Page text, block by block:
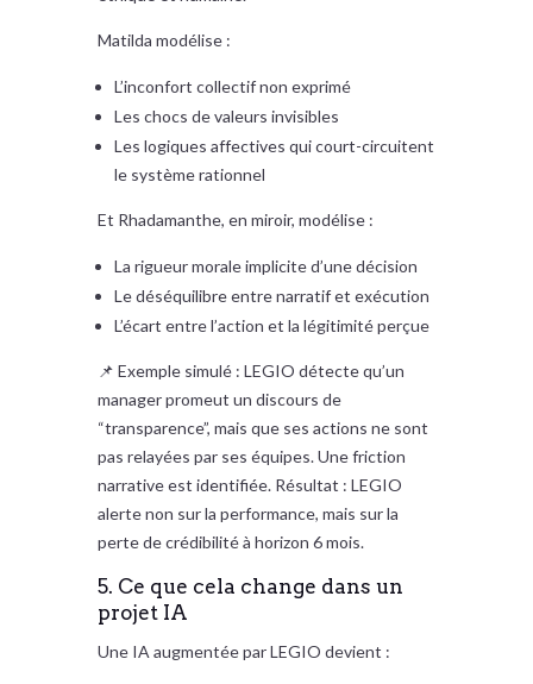
Matilda modélise :
L’inconfort collectif non exprimé
Les chocs de valeurs invisibles
Les logiques affectives qui court-circuitent
le système rationnel
Et Rhadamanthe, en miroir, modélise :
La rigueur morale implicite d’une décision
Le déséquilibre entre narratif et exécution
L’écart entre l’action et la légitimité perçue
📌 Exemple simulé : LEGIO détecte qu’un
manager promeut un discours de
“transparence”, mais que ses actions ne sont
pas relayées par ses équipes. Une friction
narrative est identifiée. Résultat : LEGIO
alerte non sur la performance, mais sur la
perte de crédibilité à horizon 6 mois.
5. Ce que cela change dans un
projet IA
Une IA augmentée par LEGIO devient :